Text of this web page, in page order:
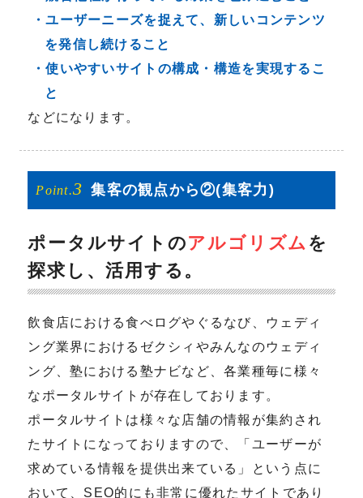
・ユーザーニーズを捉えて、新しいコンテンツ
を発信し続けること
・使いやすいサイトの構成・構造を実現するこ
と
などになります。
Point.3 集客の観点から②(集客力)
ポータルサイトのアルゴリズム を
探求し、活用する。
飲食店における食べログやぐるなび、ウェディ
ング業界におけるゼクシィやみんなのウェディ
ング、塾における塾ナビなど、各業種毎に様々
なポータルサイトが存在しております。
ポータルサイトは様々な店舗の情報が集約され
たサイトになっておりますので、「ユーザーが
求めている情報を提供出来ている」という点に
おいて、SEO的にも非常に優れたサイトであり